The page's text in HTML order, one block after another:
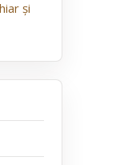
și